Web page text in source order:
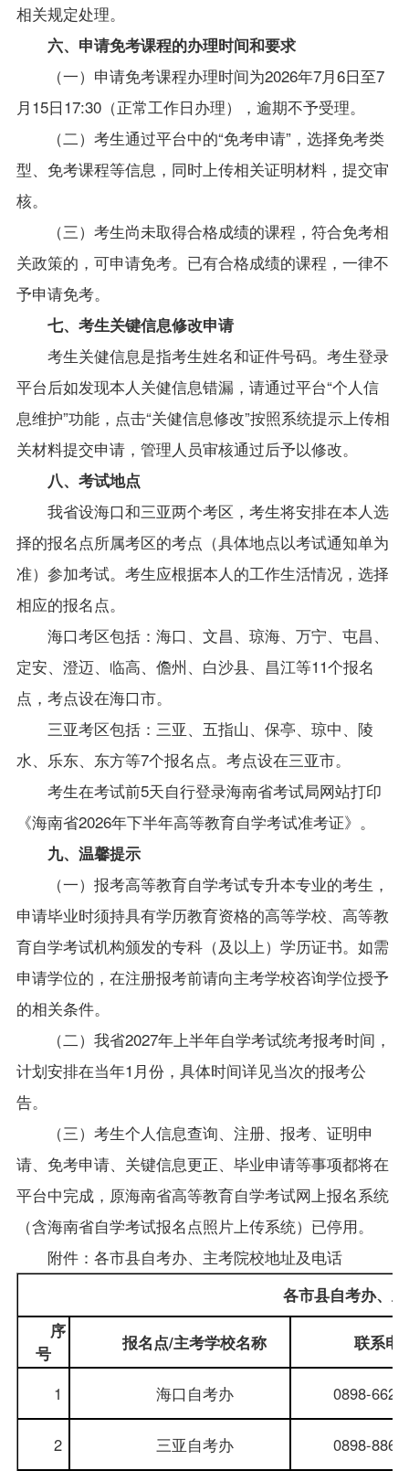
相关规定处理。
六、申请免考课程的办理时间和要求
（一）申请免考课程办理时间为2026年7月6日至7
月15日17:30（正常工作日办理），逾期不予受理。
（二）考生通过平台中的“免考申请”，选择免考类
型、免考课程等信息，同时上传相关证明材料，提交审
核。
（三）考生尚未取得合格成绩的课程，符合免考相
关政策的，可申请免考。已有合格成绩的课程，一律不
予申请免考。
七、考生关键信息修改申请
考生关健信息是指考生姓名和证件号码。考生登录
平台后如发现本人关健信息错漏， 请通过平台“个人信
息维护”功能，点击“关健信息修改”按照系统提示上传相
关材料提交申请，管理人员审核通过后予以修改。
八、考试地点
我省设海口和三亚两个考区，考生将安排在本人选
择的报名点所属考区的考点（具体地点以考试通知单为
准）参加考试。考生应根据本人的工作生活情况，选择
相应的报名点。
海口考区包括：海口、文昌、琼海、万宁、屯昌、
定安、澄迈、临高、儋州、白沙县、昌江等11个报名
点，考点设在海口市。
三亚考区包括：三亚、五指山、保亭、琼中、陵
水、乐东、东方等7个报名点。考点设在三亚市。
考生在考试前5天自行登录海南省考试局网站打印
《海南省2026年下半年高等教育自学考试准考证》 。
九、温馨提示
（一）报考高等教育自学考试专升本专业的考生，
申请毕业时须持具有学历教育资格的高等学校、高等教
育自学考试机构颁发的专科（及以上）学历证书。如需
申请学位的，在注册报考前请向主考学校咨询学位授予
的相关条件。
（二）我省2027年上半年自学考试统考报考时间，
计划安排在当年1月份， 具体时间详见当次的报考公
告。
（三） 考生个人信息查询、 注册、 报考、 证明申
请、 免考申请、 关键信息更正、毕业申请等事项都将在
平台中完成，原海南省高等教育自学考试网上报名系统
（含海南省自学考试报名点照片上传系统）已停用。
附件：各市县自考办、主考院校地址及电话
各市县自考办、
序
号
报名点/主考学校名称 联系电
1 海口 自考办 0898-
2 三亚自考办 0898-